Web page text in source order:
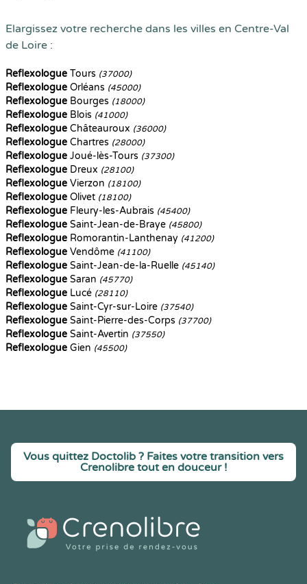
Elargissez votre recherche dans les villes en Centre-Val
de Loire :
Reflexologue Tours (37000)
Reflexologue Orléans (45000)
Reflexologue Bourges (18000)
Reflexologue Blois (41000)
Reflexologue Châteauroux (36000)
Reflexologue Chartres (28000)
Reflexologue Joué-lès-Tours (37300)
Reflexologue Dreux (28100)
Reflexologue Vierzon (18100)
Reflexologue Olivet (18100)
Reflexologue Fleury-les-Aubrais (45400)
Reflexologue Saint-Jean-de-Braye (45800)
Reflexologue Romorantin-Lanthenay (41200)
Reflexologue Vendôme (41100)
Reflexologue Saint-Jean-de-la-Ruelle (45140)
Reflexologue Saran (45770)
Reflexologue Lucé (28110)
Reflexologue Saint-Cyr-sur-Loire (37540)
Reflexologue Saint-Pierre-des-Corps (37700)
Reflexologue Saint-Avertin (37550)
Reflexologue Gien (45500)
Vous quittez Doctolib ? Faites votre transition vers
Crenolibre tout en douceur !